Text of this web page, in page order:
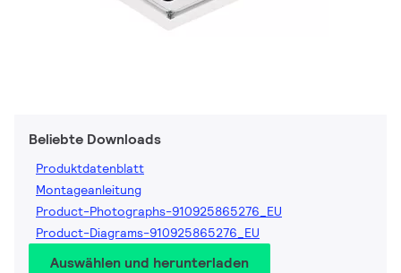
Beliebte Downloads
Produktdatenblatt
Montageanleitung
Product-Photographs-910925865276_EU
Product-Diagrams-910925865276_EU
Auswählen und herunterladen